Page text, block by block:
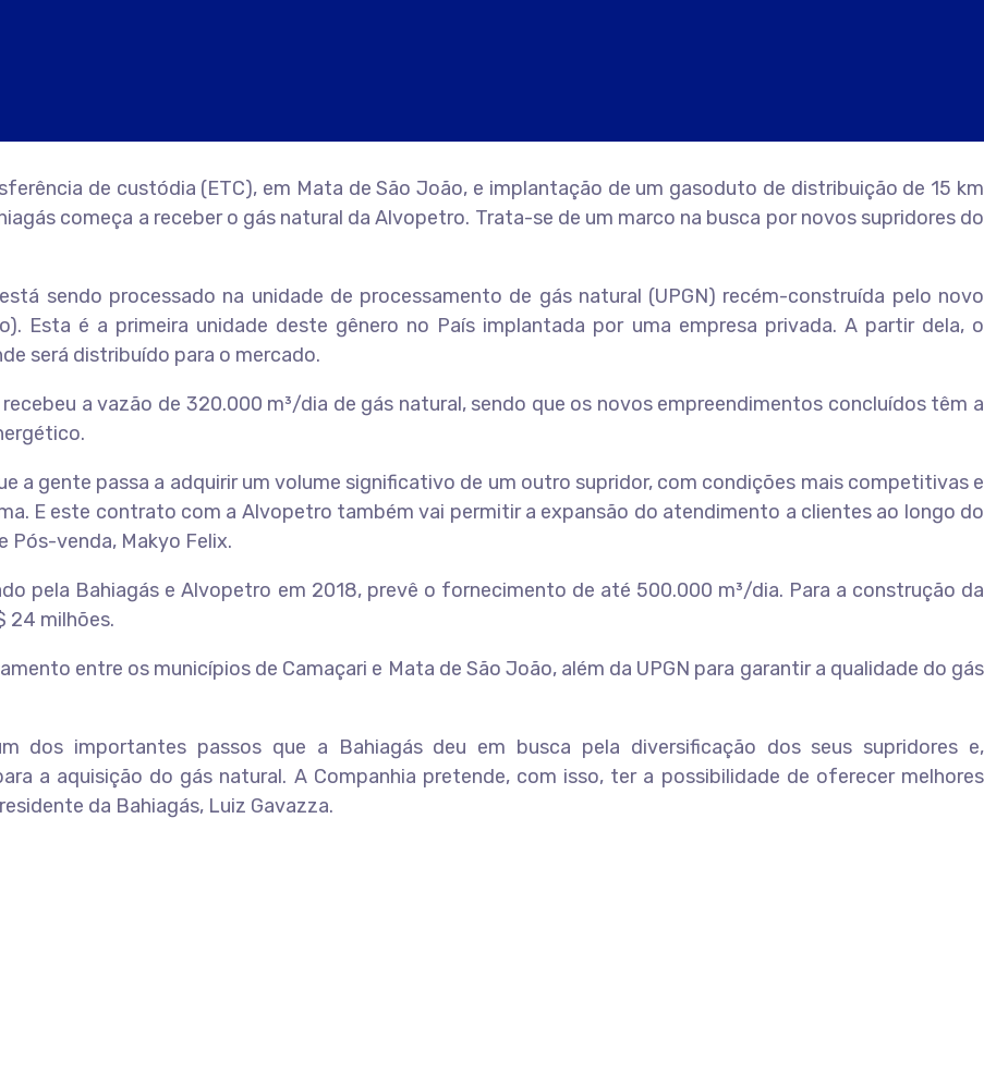
de custódia (ETC), em Mata de São João, e implantação de um gasoduto de distribuição de 15 km
começa a receber o gás natural da Alvopetro. Trata-se de um marco na busca por novos supridores do
sendo processado na unidade de processamento de gás natural (UPGN) recém-construída pelo novo
Esta é a primeira unidade deste gênero no País implantada por uma empresa privada. A partir dela, o
será distribuído para o mercado.
a vazão de 320.000 m³/dia de gás natural, sendo que os novos empreendimentos concluídos têm a
a gente passa a adquirir um volume significativo de um outro supridor, com condições mais competitivas e
E este contrato com a Alvopetro também vai permitir a expansão do atendimento a clientes ao longo do
Pós-venda, Makyo Felix.
pela Bahiagás e Alvopetro em 2018, prevê o fornecimento de até 500.000 m³/dia. Para a construção da
24 milhões.
entre os municípios de Camaçari e Mata de São João, além da UPGN para garantir a qualidade do gás
dos importantes passos que a Bahiagás deu em busca pela diversificação dos seus supridores e,
a aquisição do gás natural. A Companhia pretende, com isso, ter a possibilidade de oferecer melhores
da Bahiagás, Luiz Gavazza.